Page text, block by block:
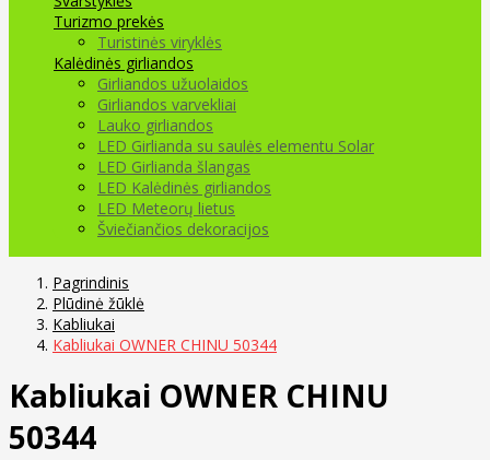
Turizmo prekės
Turistinės viryklės
Kalėdinės girliandos
Girliandos užuolaidos
Girliandos varvekliai
Lauko girliandos
LED Girlianda su saulės elementu Solar
LED Girlianda šlangas
LED Kalėdinės girliandos
LED Meteorų lietus
Šviečiančios dekoracijos
Pagrindinis
Plūdinė žūklė
Kabliukai
Kabliukai OWNER CHINU 50344
Kabliukai OWNER CHINU
50344